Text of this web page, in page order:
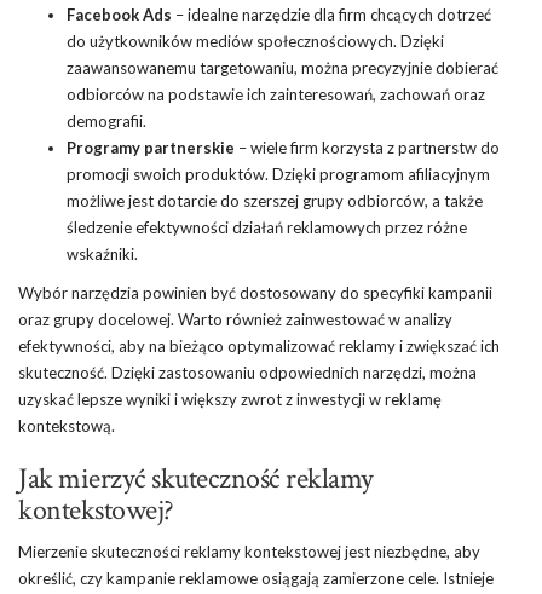
Facebook Ads – idealne narzędzie dla firm chcących dotrzeć
do użytkowników mediów społecznościowych. Dzięki
zaawansowanemu targetowaniu, można precyzyjnie dobierać
odbiorców na podstawie ich zainteresowań, zachowań oraz
demografii.
Programy partnerskie – wiele firm korzysta z partnerstw do
promocji swoich produktów. Dzięki programom afiliacyjnym
możliwe jest dotarcie do szerszej grupy odbiorców, a także
śledzenie efektywności działań reklamowych przez różne
wskaźniki.
Wybór narzędzia powinien być dostosowany do specyfiki kampanii
oraz grupy docelowej. Warto również zainwestować w analizy
efektywności, aby na bieżąco optymalizować reklamy i zwiększać ich
skuteczność. Dzięki zastosowaniu odpowiednich narzędzi, można
uzyskać lepsze wyniki i większy zwrot z inwestycji w reklamę
kontekstową.
Jak mierzyć skuteczność reklamy
kontekstowej?
Mierzenie skuteczności reklamy kontekstowej jest niezbędne, aby
określić, czy kampanie reklamowe osiągają zamierzone cele. Istnieje